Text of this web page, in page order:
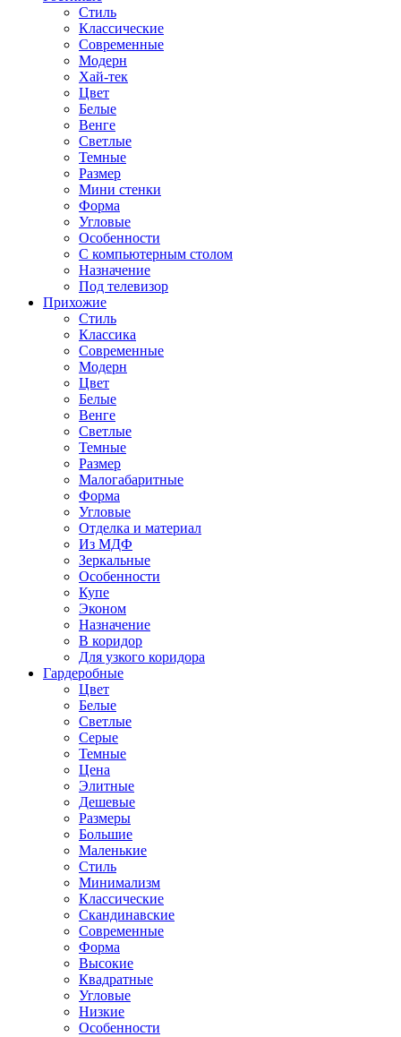
Стиль
Классические
Современные
Модерн
Хай-тек
Цвет
Белые
Венге
Светлые
Темные
Размер
Мини стенки
Форма
Угловые
Особенности
С компьютерным столом
Назначение
Под телевизор
Прихожие
Стиль
Классика
Современные
Модерн
Цвет
Белые
Венге
Светлые
Темные
Размер
Малогабаритные
Форма
Угловые
Отделка и материал
Из МДФ
Зеркальные
Особенности
Купе
Эконом
Назначение
В коридор
Для узкого коридора
Гардеробные
Цвет
Белые
Светлые
Серые
Темные
Цена
Элитные
Дешевые
Размеры
Большие
Маленькие
Стиль
Минимализм
Классические
Скандинавские
Современные
Форма
Высокие
Квадратные
Угловые
Низкие
Особенности